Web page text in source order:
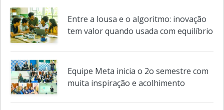
Veja também emEducação
tem valor quando usada com equilíbrio